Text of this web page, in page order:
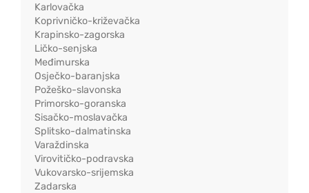
Karlovačka
Koprivničko-križevačka
Krapinsko-zagorska
Ličko-senjska
Međimurska
Osječko-baranjska
Požeško-slavonska
Primorsko-goranska
Sisačko-moslavačka
Splitsko-dalmatinska
Varaždinska
Virovitičko-podravska
Vukovarsko-srijemska
Zadarska